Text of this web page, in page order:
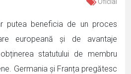
putea beneficia de un proces
europeană și de avantaje
statutului de membru
Germania și Franța pregătesc